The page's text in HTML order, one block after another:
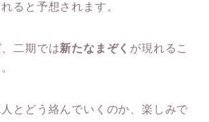
ると予想されます。
二期では新たなまぞく が現れるこ
とどう絡んでいくのか、楽しみで